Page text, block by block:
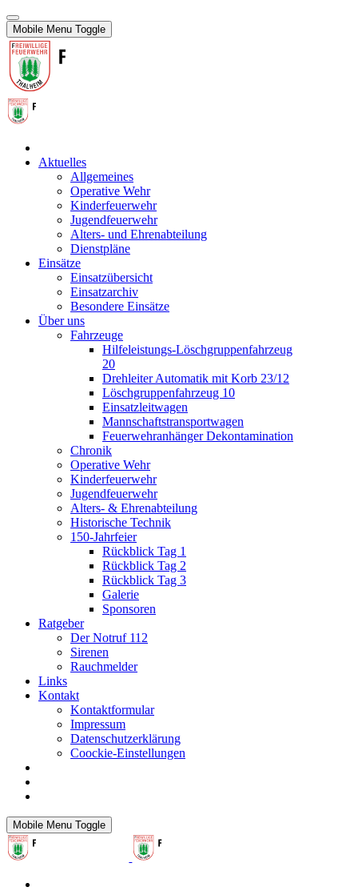
Mobile Menu Toggle
Aktuelles
Allgemeines
Operative Wehr
Kinderfeuerwehr
Jugendfeuerwehr
Alters- und Ehrenabteilung
Dienstpläne
Einsätze
Einsatzübersicht
Einsatzarchiv
Besondere Einsätze
Über uns
Fahrzeuge
Hilfeleistungs-Löschgruppenfahrzeug
20
Drehleiter Automatik mit Korb 23/12
Löschgruppenfahrzeug 10
Einsatzleitwagen
Mannschaftstransportwagen
Feuerwehranhänger Dekontamination
Chronik
Operative Wehr
Kinderfeuerwehr
Jugendfeuerwehr
Alters- & Ehrenabteilung
Historische Technik
150-Jahrfeier
Rückblick Tag 1
Rückblick Tag 2
Rückblick Tag 3
Galerie
Sponsoren
Ratgeber
Der Notruf 112
Sirenen
Rauchmelder
Links
Kontakt
Kontaktformular
Impressum
Datenschutzerklärung
Coockie-Einstellungen
Mobile Menu Toggle